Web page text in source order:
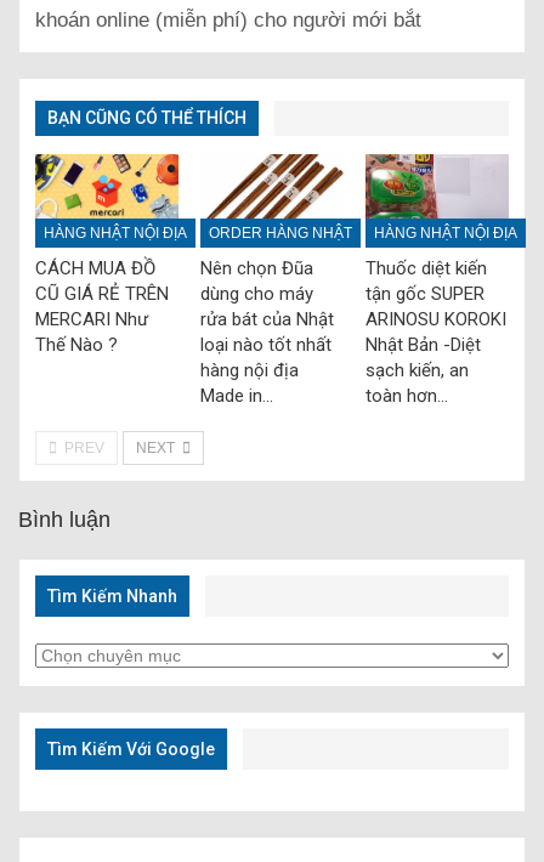
khoán online (miễn phí) cho người mới bắt
BẠN CŨNG CÓ THỂ THÍCH
HÀNG NHẬT NỘI ĐỊA
CÁCH MUA ĐỒ
CŨ GIÁ RẺ TRÊN
MERCARI Như
Thế Nào ?
ORDER HÀNG NHẬT
Nên chọn Đũa
dùng cho máy
rửa bát của Nhật
loại nào tốt nhất
hàng nội địa
Made in…
HÀNG NHẬT NỘI ĐỊA
Thuốc diệt kiến
tận gốc SUPER
ARINOSU KOROKI
Nhật Bản -Diệt
sạch kiến, an
toàn hơn…
PREV NEXT
Bình luận
Tìm Kiếm Nhanh
Tìm
Kiếm
Nhanh
Tìm Kiếm Với Google